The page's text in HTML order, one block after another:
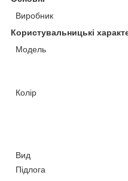
Виробник
Користувальницькі
Мoдель
Колір
Вид
Підлога